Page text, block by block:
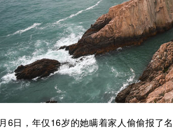
，年仅16岁的她瞒着家人偷偷报了